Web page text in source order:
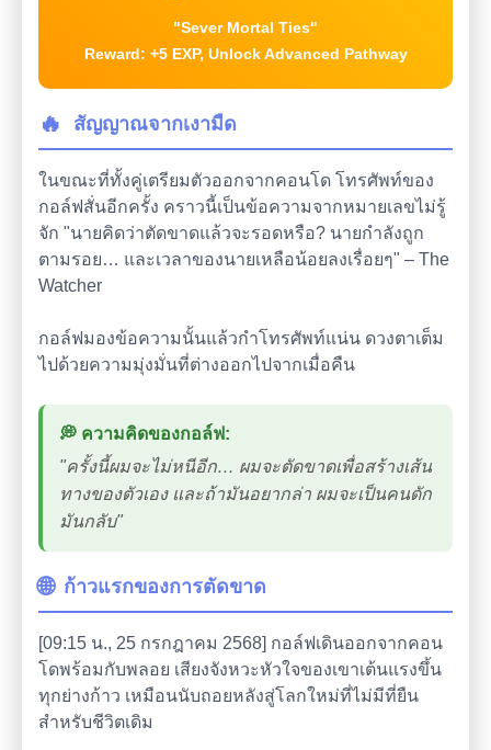
"Sever Mortal Ties"
Reward: +5 EXP, Unlock Advanced Pathway
🔥 สัญญาณจากเงามืด
ในขณะที่ทั้งคู่เตรียมตัวออกจากคอนโด โทรศัพท์ของ
กอล์ฟสั่นอีกครั้ง คราวนี้เป็นข้อความจากหมายเลขไม่รู้
จัก "นายคิดว่าตัดขาดแล้วจะรอดหรือ? นายกำลังถูก
ตามรอย… และเวลาของนายเหลือน้อยลงเรื่อยๆ" – The
Watcher
กอล์ฟมองข้อความนั้นแล้วกำโทรศัพท์แน่น ดวงตาเต็ม
ไปด้วยความมุ่งมั่นที่ต่างออกไปจากเมื่อคืน
💭 ความคิดของกอล์ฟ:
"ครั้งนี้ผมจะไม่หนีอีก… ผมจะตัดขาดเพื่อสร้างเส้น
ทางของตัวเอง และถ้ามันอยากล่า ผมจะเป็นคนดัก
มันกลับ"
🌐 ก้าวแรกของการตัดขาด
[09:15 น., 25 กรกฎาคม 2568] กอล์ฟเดินออกจากคอน
โดพร้อมกับพลอย เสียงจังหวะหัวใจของเขาเต้นแรงขึ้น
ทุกย่างก้าว เหมือนนับถอยหลังสู่โลกใหม่ที่ไม่มีที่ยืน
สำหรับชีวิตเดิม